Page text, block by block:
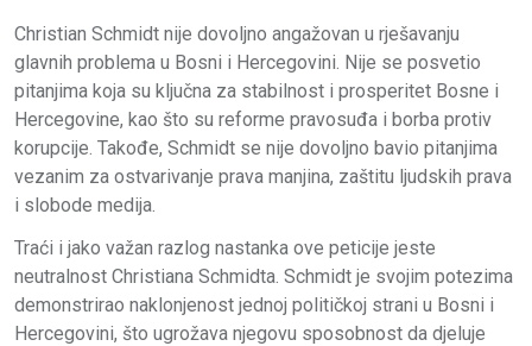
Christian Schmidt nije dovoljno angažovan u rješavanju
glavnih problema u Bosni i Hercegovini. Nije se posvetio
pitanjima koja su ključna za stabilnost i prosperitet Bosne i
Hercegovine, kao što su reforme pravosuđa i borba protiv
korupcije. Takođe, Schmidt se nije dovoljno bavio pitanjima
vezanim za ostvarivanje prava manjina, zaštitu ljudskih prava
i slobode medija.
Traći i jako važan razlog nastanka ove peticije jeste
neutralnost Christiana Schmidta. Schmidt je svojim potezima
demonstrirao naklonjenost jednoj političkoj strani u Bosni i
Hercegovini, što ugrožava njegovu sposobnost da djeluje